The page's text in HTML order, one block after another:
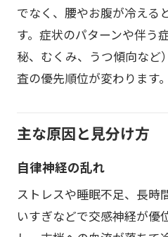
でなく、腰やお腹が冷える
す。症状のパターンや伴う
秘、むくみ、うつ傾向など
査の優先順位が変わります。
主な原因と見分け方
自律神経の乱れ
ストレスや睡眠不足、長時
いすぎなどで交感神経が優